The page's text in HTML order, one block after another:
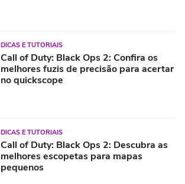
DICAS E TUTORIAIS
Call of Duty: Black Ops 2: Confira os
melhores fuzis de precisão para acertar
no quickscope
DICAS E TUTORIAIS
Call of Duty: Black Ops 2: Descubra as
melhores escopetas para mapas
pequenos